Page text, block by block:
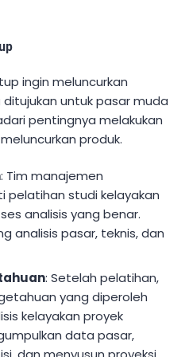
ingin meluncurkan
untuk pasar muda
pentingnya melakukan
produk.
: Tim manajemen
pelatihan studi kelayakan
analisis yang benar.
analisis pasar, teknis, dan
: Setelah pelatihan,
yang diperoleh
kelayakan proyek
data pasar,